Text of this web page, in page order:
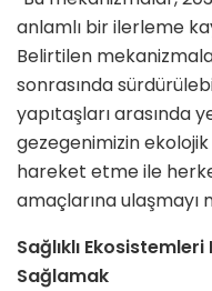
anlamlı bir ilerleme
Belirtilen
sonrasında
yapıtaşları arasında
gezegenimizin ekolojik
hareket etme ile
amaçlarına ulaşmayı
Sağlıklı
Sağlamak